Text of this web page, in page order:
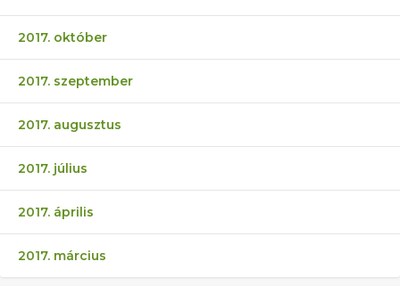
2017. október
2017. szeptember
2017. augusztus
2017. július
2017. április
2017. március